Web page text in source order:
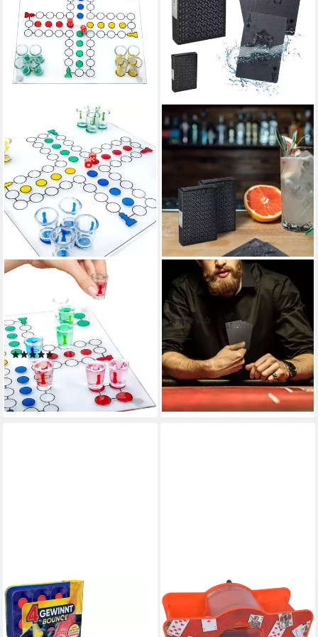
GOODS+GADGETS
Spiel GOODS+GADGETS
Ludo Trinkspiel aus Glas mit
16 Shotgläsern Party, Ludo,
Trinkspiel mit Würfel & 16
Shotgläser(4)
17,95 € UVP35,95 €
-50%
lieferbar - in 2-3 Werktagen bei dir
RELAXDAYS
Spiel Wasserfeste
Pokerkarten 2 Decks, Poker
9,99 € 29,99 €
-67%
lieferbar - in 2-3 Werktagen bei dir